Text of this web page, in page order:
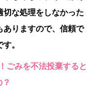
切な処理をしなかった
ありますので、信頼で
。
ごみを不法投棄すると
？